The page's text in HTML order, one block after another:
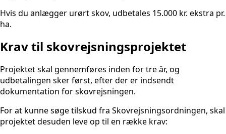
Hvis du anlægger urørt skov, udbetales 15.000 kr. ekstra pr.
ha.
Krav til skovrejsningsprojektet
Projektet skal gennemføres inden for tre år, og
udbetalingen sker først, efter der er indsendt
dokumentation for skovrejsningen.
For at kunne søge tilskud fra Skovrejsningsordningen, skal
projektet desuden leve op til en række krav: